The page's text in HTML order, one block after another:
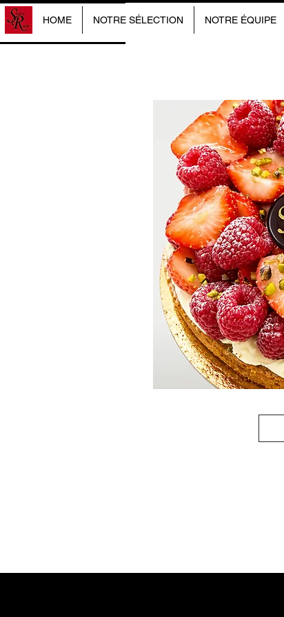
HOME NOTRE SÉLECTION NOTRE ÉQUIPE